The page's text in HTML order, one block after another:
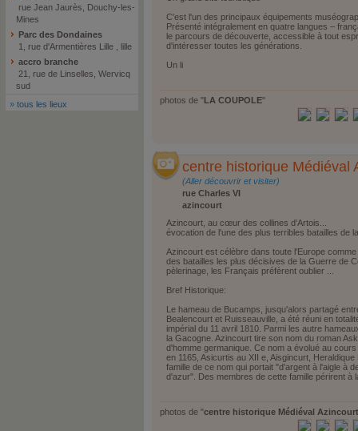
rue Jean Jaurès, Douchy-les-
Mines
Parc des Dondaines
1, rue d'Armentières Lille , lille
accro branche
21, rue de Linselles, Wervicq
sud
» tous les lieux
C'est l'un des principaux équipements
Présenté intégralement en quatre langues –
le parcours de découverte, accessible à tout
d'intéresser toutes les générations.
Un li
photos de "LA COUPOLE"
centre historique Médiéval
(Aller découvrir et visiter)
rue Charles VI
azincourt
Azincourt, au cœur des collines d'Artois...
évocation de l'une des plus terribles batailles de
Azincourt est célèbre dans toute l'Europe
des batailles les plus décisives de la Guerre de
pèlerinage, les Français préfèrent oublier ...
Bref Historique:
Le hameau de Bucamps, jusqu'alors partagé
Bealencourt et Ruisseauville, a été réuni en
impérial du 11 avril 1810. Parmi les autre
la Gacogne. Azincourt tire son nom du roman
d'homme germanique. Ce nom a évolué au
en 1165, Asicurtis au XII e, Aisgincurt,
famille de ce nom qui portait "d'argent à l'aigle à
d'azur". Des membres de cette famille périrent à
photos de "centre historique Médiéval Azincourt